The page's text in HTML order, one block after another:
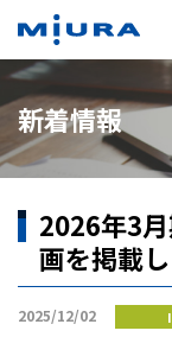
新着情報
2026年3
画を掲載
2025/12/02